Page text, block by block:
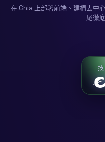
在 Chia 上部署前端、建構去中
尾徹